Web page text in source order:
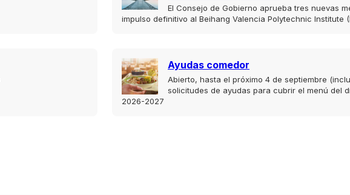
El Consejo de Gobierno aprueba tres nuevas
impulso definitivo al Beihang Valencia Polytechnic Institute
Ayudas comedor
Abierto, hasta el próximo 4 de septiembre
solicitudes de ayudas para cubrir el menú del
2026-2027